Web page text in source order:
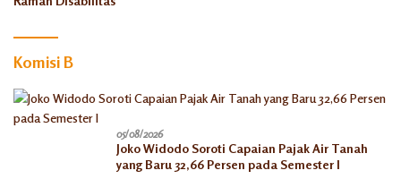
Komisi B
05/08/2026
Joko Widodo Soroti Capaian Pajak Air Tanah
yang Baru 32,66 Persen pada Semester I